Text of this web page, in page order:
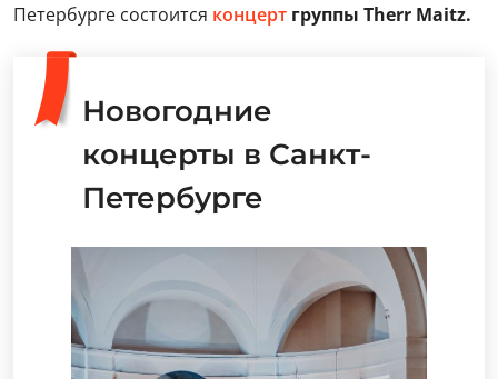
Петербурге состоится концерт группы Therr Maitz.
Новогодние
концерты в Санкт-
Петербурге